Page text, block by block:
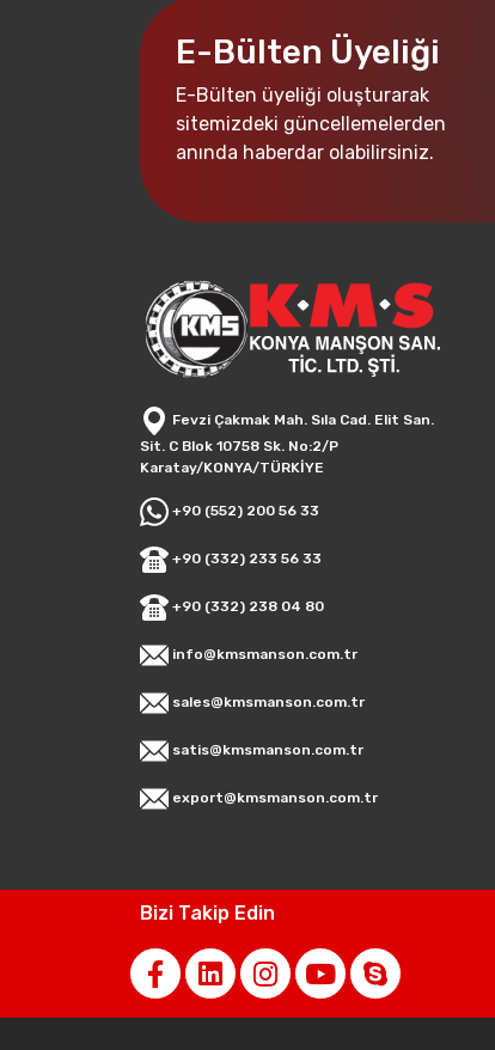
E-Bülten Üyeliği
E-Bülten üyeliği oluşturarak
sitemizdeki güncellemelerden
anında haberdar olabilirsiniz.
Fevzi Çakmak Mah. Sıla Cad. Elit San.
Sit. C Blok 10758 Sk. No:2/P
Karatay/KONYA/TÜRKİYE
+90 (552) 200 56 33
+90 (332) 233 56 33
+90 (332) 238 04 80
info@kmsmanson.com.tr
sales@kmsmanson.com.tr
satis@kmsmanson.com.tr
export@kmsmanson.com.tr
Bizi Takip Edin